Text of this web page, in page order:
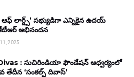
లార్డ్స్’ సభ్యుడిగా ఎన్నికైన ఉదయ్
అభినందన
2025
: సుచిరిండియా ఫౌండేషన్ ఆధ్వర్యంలో
తేదీన ‘సంకల్ప్ దివాస్’